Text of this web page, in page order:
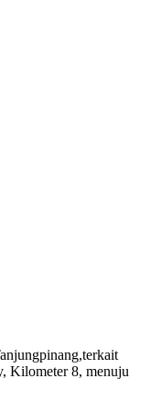
Kilometer 8, menuju